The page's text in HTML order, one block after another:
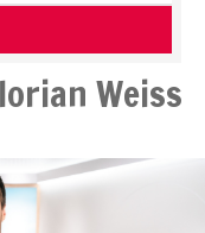
Weiss